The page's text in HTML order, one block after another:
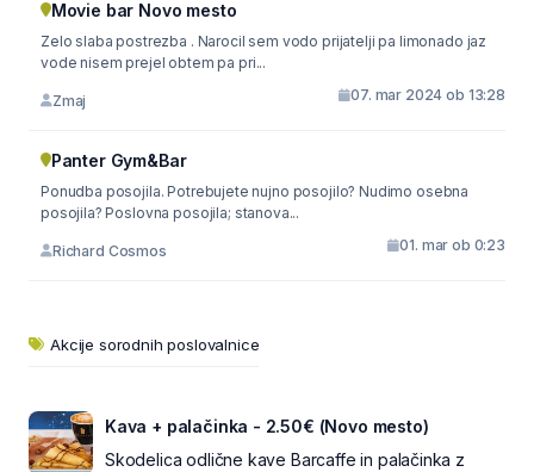
Movie bar Novo mesto
Zelo slaba postrezba . Narocil sem vodo prijatelji pa limonado jaz
vode nisem prejel obtem pa pri...
Zmaj 07. mar 2024 ob 13:28
Panter Gym&Bar
Ponudba posojila. Potrebujete nujno posojilo? Nudimo osebna
posojila? Poslovna posojila; stanova...
Richard Cosmos 01. mar ob 0:23
Akcije sorodnih poslovalnice
Kava + palačinka - 2.50€ (Novo mesto)
Skodelica odlične kave Barcaffe in palačinka z